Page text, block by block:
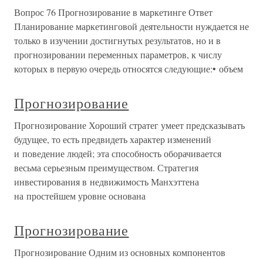
Вопрос 76 Прогнозирование в маркетинге Ответ
Планирование маркетинговой деятельности нуждается не
только в изучении достигнутых результатов, но и в
прогнозировании переменных параметров, к числу
которых в первую очередь относятся следующие:• объем
Прогнозирование
Прогнозирование Хороший стратег умеет предсказывать
будущее, то есть предвидеть характер изменений
и поведение людей; эта способность оборачивается
весьма серьезным преимуществом. Стратегия
инвестирования в недвижимость Манхэттена
на простейшем уровне основана
Прогнозирование
Прогнозирование Одним из основных компонентов